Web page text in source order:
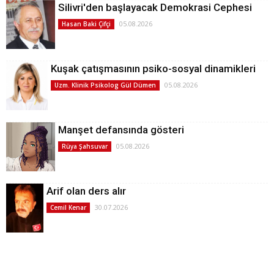
Silivri'den başlayacak Demokrasi Cephesi
Hasan Baki Çifçi 05.08.2026
Kuşak çatışmasının psiko-sosyal dinamikleri
Uzm. Klinik Psikolog Gül Dümen 05.08.2026
Manşet defansında gösteri
Rüya Şahsuvar 05.08.2026
Arif olan ders alır
Cemil Kenar 30.07.2026